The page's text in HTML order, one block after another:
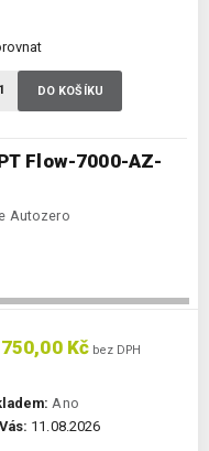
Flow-7000-AZ-
Autozero
DO KOŠÍKU
Kč bez DPH
Ano
11.08.2026